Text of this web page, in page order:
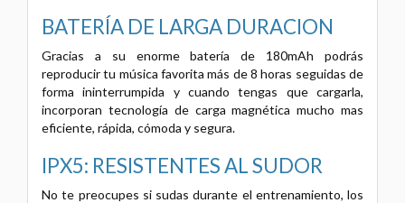
BATERÍA DE LARGA DURACION
Gracias a su enorme batería de 180mAh podrás
reproducir tu música favorita más de 8 horas seguidas de
forma ininterrumpida y cuando tengas que cargarla,
incorporan tecnología de carga magnética mucho mas
eficiente, rápida, cómoda y segura.
IPX5: RESISTENTES AL SUDOR
No te preocupes si sudas durante el entrenamiento, los